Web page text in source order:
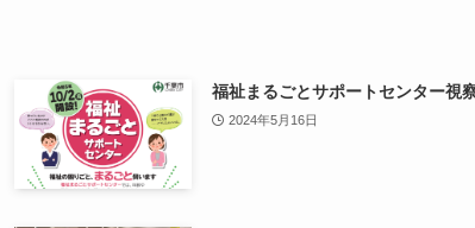
福祉まるごとサポートセンター視
2024年5月16日